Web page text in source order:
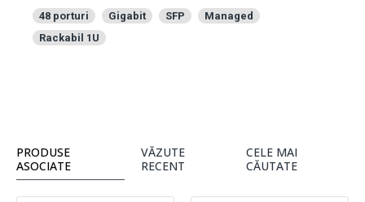
48 porturi Gigabit SFP
Managed
Rackabil 1U
PRODUSE
ASOCIATE
VĂZUTE
RECENT
CELE MAI
CĂUTATE